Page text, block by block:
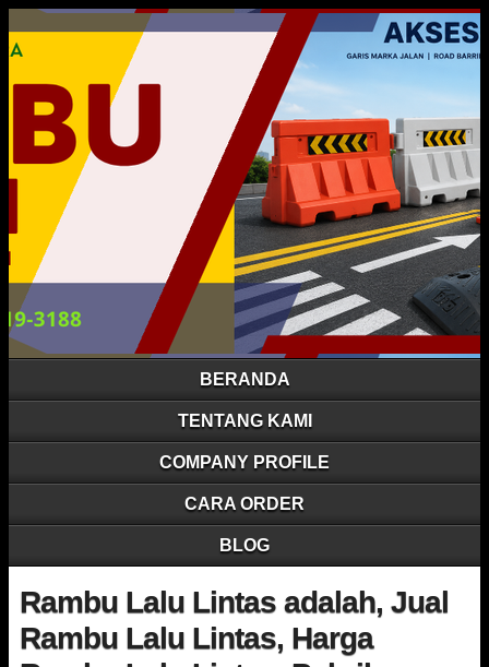
BERANDA
TENTANG KAMI
COMPANY PROFILE
CARA ORDER
BLOG
Rambu Lalu Lintas adalah, Jual
Rambu Lalu Lintas, Harga